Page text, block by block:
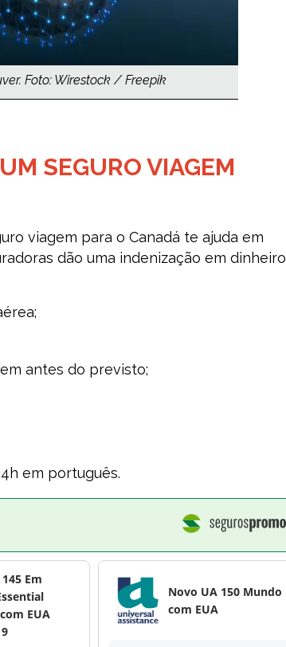
Foto: Wirestock / Freepik
SEGURO VIAGEM
viagem para o Canadá te ajuda em
dão uma indenização em dinheiro
antes do previsto;
em português.
Em
EUA
Novo UA 150 Mundo
com EUA